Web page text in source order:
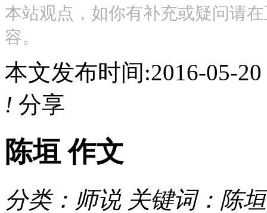
本站观点，如你有补充或疑问请
容。
本文发布时间:2016-05-
! 分享
陈垣 作文
分类：师说 关键词：陈